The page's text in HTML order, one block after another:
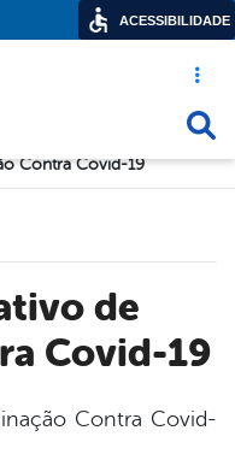
Acesso
Contra Covid-19
Covid-19
Contra Covid-
ACESSIBILIDADE